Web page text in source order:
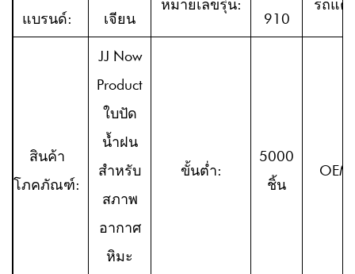
แบรนด์:
เจียน
หมายเลขรุ่น:
910
รถแต่
สินค้า
โภคภัณฑ์:
JJ Now
Product
ใบปัด
น้ำฝน
สำหรับ
สภาพ
อากาศ
หิมะ
ขั้นต่ำ:
5000
ชิ้น
OEM: